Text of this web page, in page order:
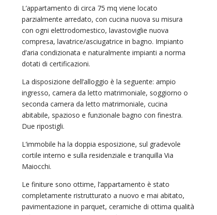
L’appartamento di circa 75 mq viene locato
parzialmente arredato, con cucina nuova su misura
con ogni elettrodomestico, lavastoviglie nuova
compresa, lavatrice/asciugatrice in bagno. Impianto
d’aria condizionata e naturalmente impianti a norma
dotati di certificazioni.
La disposizione dell’alloggio è la seguente: ampio
ingresso, camera da letto matrimoniale, soggiorno o
seconda camera da letto matrimoniale, cucina
abitabile, spazioso e funzionale bagno con finestra.
Due ripostigli.
L’immobile ha la doppia esposizione, sul gradevole
cortile interno e sulla residenziale e tranquilla Via
Maiocchi.
Le finiture sono ottime, l’appartamento è stato
completamente ristrutturato a nuovo e mai abitato,
pavimentazione in parquet, ceramiche di ottima qualità